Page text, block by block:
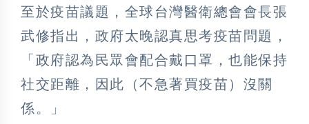
至於疫苗議題，全球台灣醫衛總會會長張
武修指出，政府太晚認真思考疫苗問題，
「政府認為民眾會配合戴口罩，也能保持
社交距離，因此（不急著買疫苗）沒關
係。」